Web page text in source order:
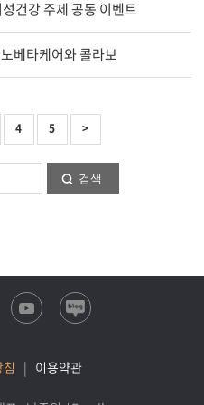
건강 주제 공동 이벤트
베타케어와 콜라보
4 5 >
검색
| 이용약관